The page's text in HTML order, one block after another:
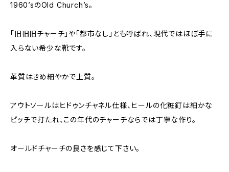
1960’sのOld Church’s。
「旧旧旧チャーチ」や「都市なし」とも呼ばれ、現代ではほぼ手に
入らない希少な靴です。
革質はきめ細やかで上質。
アウトソールはヒドゥンチャネル仕様、ヒールの化粧釘は細かな
ピッチで打たれ、この年代のチャーチならでは丁寧な作り。
オールドチャーチの良さを感じて下さい。